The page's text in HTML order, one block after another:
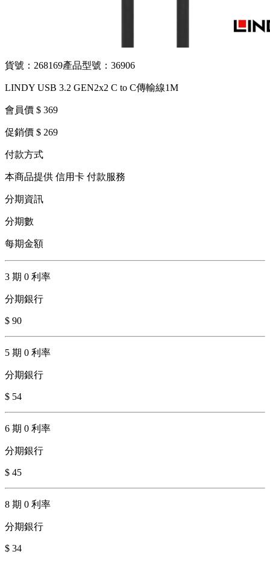
貨號：268169產品型號：36906
LINDY USB 3.2 GEN2x2 C to C傳輸線1M
會員價 $ 369
促銷價 $ 269
付款方式
本商品提供 信用卡 付款服務
分期資訊
分期數
每期金額
3 期 0 利率
分期銀行
$ 90
5 期 0 利率
分期銀行
$ 54
6 期 0 利率
分期銀行
$ 45
8 期 0 利率
分期銀行
$ 34